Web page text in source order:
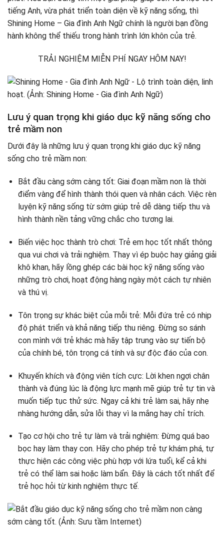
tiếng Anh, vừa phát triển toàn diện về kỹ năng sống, thì
Shining Home – Gia đình Anh Ngữ chính là người bạn đồng
hành không thể thiếu trong hành trình lớn khôn của trẻ.
TRẢI NGHIỆM MIỄN PHÍ NGAY HÔM NAY!
Lưu ý quan trọng khi giáo dục kỹ năng sống cho
trẻ mầm non
Dưới đây là những lưu ý quan trọng khi giáo dục kỹ năng
sống cho trẻ mầm non:
Bắt đầu càng sớm càng tốt: Giai đoạn mầm non là thời
điểm vàng để hình thành thói quen và nhân cách. Việc rèn
luyện kỹ năng sống từ sớm giúp trẻ dễ dàng tiếp thu và
hình thành nền tảng vững chắc cho tương lai.
Biến việc học thành trò chơi: Trẻ em học tốt nhất thông
qua vui chơi và trải nghiệm. Thay vì ép buộc hay giảng giải
khô khan, hãy lồng ghép các bài học kỹ năng sống vào
những trò chơi, hoạt động hàng ngày một cách tự nhiên
và thú vị.
Tôn trọng sự khác biệt của mỗi trẻ: Mỗi đứa trẻ có nhịp
độ phát triển và khả năng tiếp thu riêng. Đừng so sánh
con mình với trẻ khác mà hãy tập trung vào sự tiến bộ
của chính bé, tôn trọng cá tính và sự độc đáo của con.
Khuyến khích và động viên tích cực: Lời khen ngợi chân
thành và đúng lúc là động lực mạnh mẽ giúp trẻ tự tin và
muốn tiếp tục thử sức. Ngay cả khi trẻ làm sai, hãy nhẹ
nhàng hướng dẫn, sửa lỗi thay vì la mắng hay chỉ trích.
Tạo cơ hội cho trẻ tự làm và trải nghiệm: Đừng quá bao
bọc hay làm thay con. Hãy cho phép trẻ tự khám phá, tự
thực hiện các công việc phù hợp với lứa tuổi, kể cả khi
trẻ có thể làm sai hoặc làm bẩn. Đây là cách tốt nhất để
trẻ học hỏi từ kinh nghiệm thực tế.